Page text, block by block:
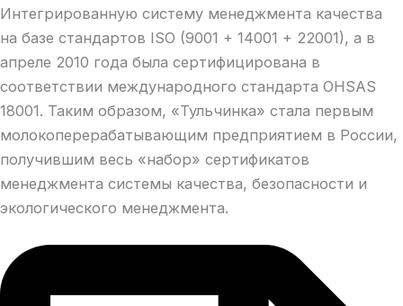
Интегрированную систему менеджмента качества
на базе стандартов ISO (9001 + 14001 + 22001), а в
апреле 2010 года была сертифицирована в
соответствии международного стандарта OHSAS
18001. Таким образом, «Тульчинка» стала первым
молокоперерабатывающим предприятием в России,
получившим весь «набор» сертификатов
менеджмента системы качества, безопасности и
экологического менеджмента.